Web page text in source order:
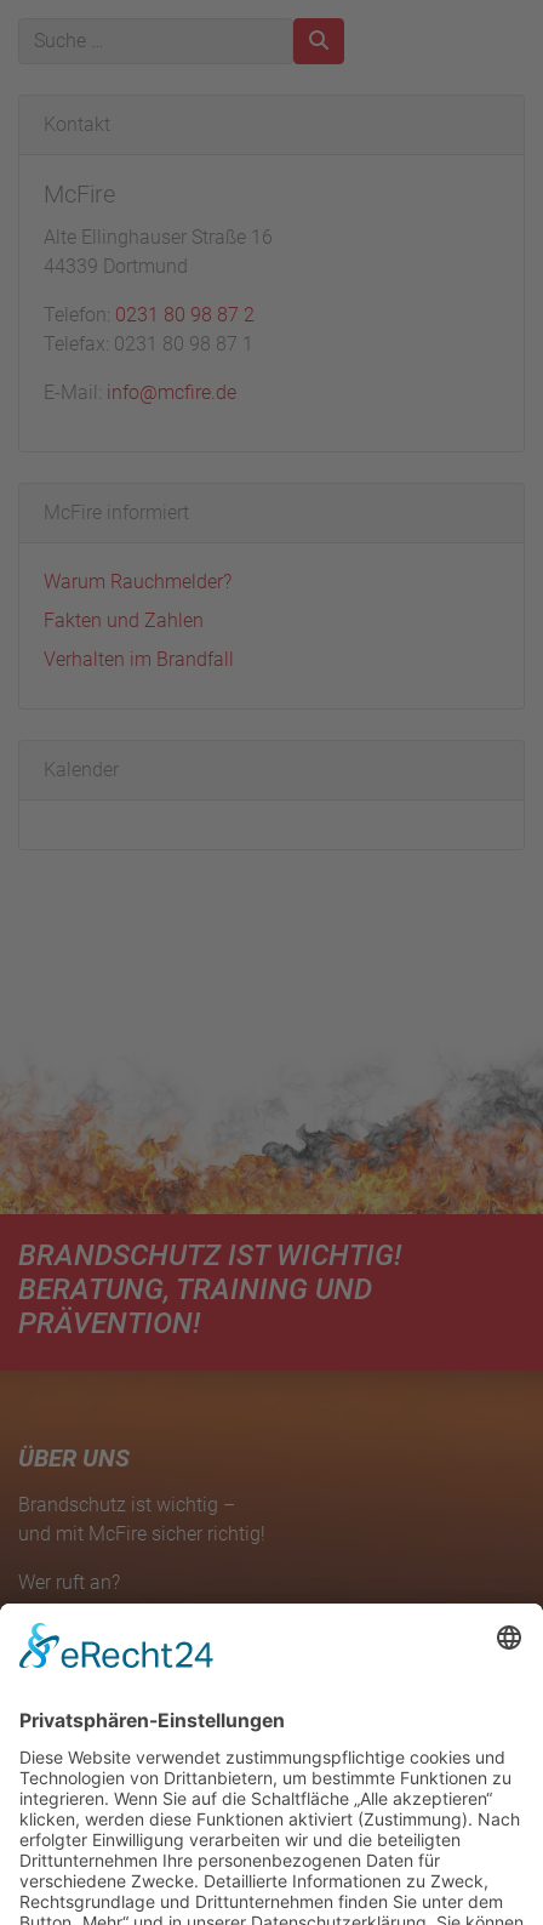
Kontakt
McFire
Alte Ellinghauser Straße 16
44339 Dortmund
Telefon: 0231 80 98 87 2
Telefax: 0231 80 98 87 1
E-Mail: info@mcfire.de
McFire informiert
Warum Rauchmelder?
Fakten und Zahlen
Verhalten im Brandfall
Kalender
BRANDSCHUTZ IST WICHTIG!
BERATUNG, TRAINING UND
PRÄVENTION!
KONTAKT
McFire
Der mobile Brandschutz-Trainer
Alte Ellinghauser Straße 16
44339 Dortmund
ÜBER UNS
Brandschutz ist wichtig –
und mit McFire sicher richtig!
Wer ruft an?
Wo ist es passiert?
Viele offene Fragen zum Thema